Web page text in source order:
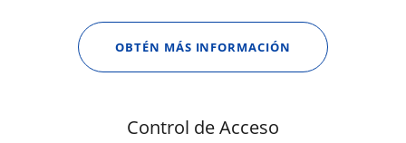
OBTÉN MÁS INFORMACIÓN
Control de Acceso